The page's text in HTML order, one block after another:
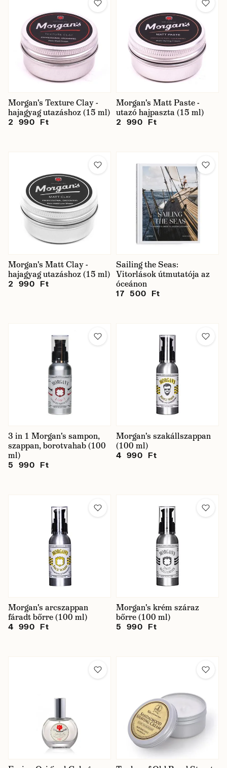
Morgan's Texture Clay -
hajagyag utazáshoz (15 ml)
2 990 Ft
Morgan's Matt Paste -
utazó hajpaszta (15 ml)
2 990 Ft
Morgan's Matt Clay -
hajagyag utazáshoz (15 ml)
2 990 Ft
Sailing the Seas:
Vitorlások útmutatója az
óceánon
17 500 Ft
3 in 1 Morgan's sampon,
szappan, borotvahab (100
ml)
5 990 Ft
Morgan's szakállszappan
(100 ml)
4 990 Ft
Morgan's arcszappan
fáradt bőrre (100 ml)
4 990 Ft
Morgan's krém száraz
bőrre (100 ml)
5 990 Ft